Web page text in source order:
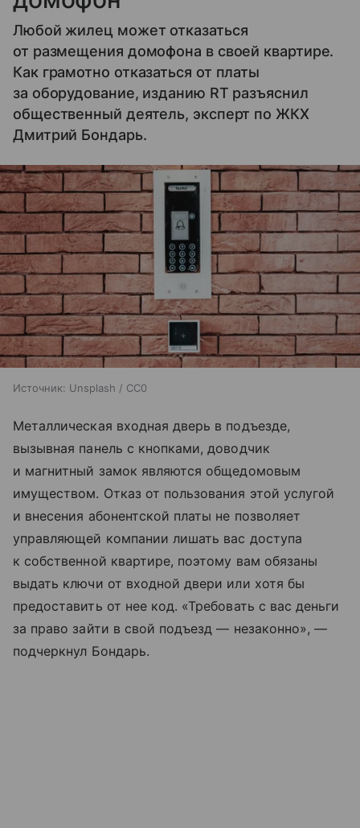
Любой жилец может отказаться
от размещения домофона в своей квартире.
Как грамотно отказаться от платы
за оборудование, изданию RT разъяснил
общественный деятель, эксперт по ЖКХ
Дмитрий Бондарь.
Источник: Unsplash / CC0
Металлическая входная дверь в подъезде,
вызывная панель с кнопками, доводчик
и магнитный замок являются общедомовым
имуществом. Отказ от пользования этой услугой
и внесения абонентской платы не позволяет
управляющей компании лишать вас доступа
к собственной квартире, поэтому вам обязаны
выдать ключи от входной двери или хотя бы
предоставить от нее код. «Требовать с вас деньги
за право зайти в свой подъезд — незаконно», —
подчеркнул Бондарь.